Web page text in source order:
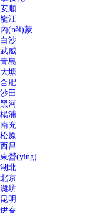
安順
龍江
內(nèi)蒙
白沙
武威
青島
大塘
合肥
沙田
黑河
楊浦
南充
松原
西昌
東營(yíng)
湖北
北京
濰坊
昆明
伊春